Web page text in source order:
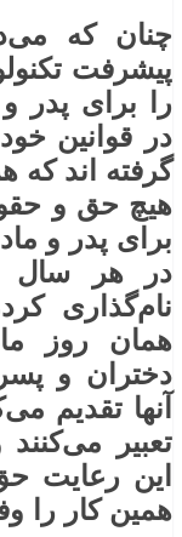
چنان که
پیشرفت
را برای پدر
در قوانین
گرفته‌ اند که
هیچ حق و
برای پدر و
در هر سال
نام‌گذاری
همان روز
دختران و
آنها تقدیم
تعبیر
این رعایت
همین کار را